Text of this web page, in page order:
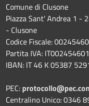
Comune di Clusone
Piazza Sant' Andrea 1 -
- Clusone
Codice Fiscale:
Partita IVA:
IBAN: IT 46 K 05387
PEC:
Centralino Unico: 0346